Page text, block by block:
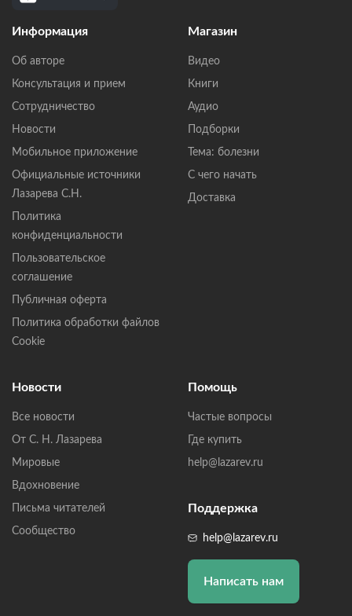
Информация
Об авторе
Консультация и прием
Сотрудничество
Новости
Мобильное приложение
Официальные источники
Лазарева С.Н.
Политика
конфиденциальности
Пользовательское
соглашение
Публичная оферта
Политика обработки файлов
Cookie
Магазин
Видео
Книги
Аудио
Подборки
Тема: болезни
С чего начать
Доставка
Новости
Все новости
От С. Н. Лазарева
Мировые
Вдохновение
Письма читателей
Сообщество
Помощь
Частые вопросы
Где купить
help@lazarev.ru
Поддержка
help@lazarev.ru
Написать нам